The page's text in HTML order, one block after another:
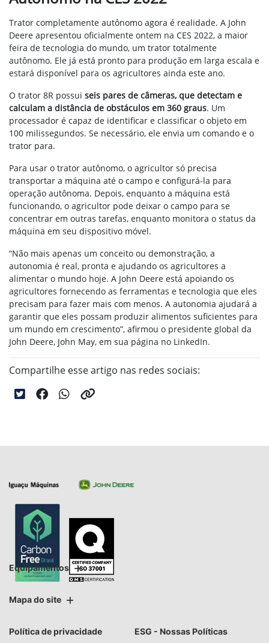
Trator completamente autônomo agora é realidade. A John
Deere apresentou oficialmente ontem na CES 2022, a maior
feira de tecnologia do mundo, um trator totalmente
autônomo. Ele já está pronto para produção em larga escala e
estará disponível para os agricultores ainda este ano.
O trator 8R possui seis pares de câmeras, que detectam e
calculam a distância de obstáculos em 360 graus. Um
processador é capaz de identificar e classificar o objeto em
100 milissegundos. Se necessário, ele envia um comando e o
trator para.
Para usar o trator autônomo, o agricultor só precisa
transportar a máquina até o campo e configurá-la para
operação autônoma. Depois, enquanto a máquina está
funcionando, o agricultor pode deixar o campo para se
concentrar em outras tarefas, enquanto monitora o status da
máquina em seu dispositivo móvel.
“Não mais apenas um conceito ou demonstração, a
autonomia é real, pronta e ajudando os agricultores a
alimentar o mundo hoje. A John Deere está apoiando os
agricultores fornecendo as ferramentas e tecnologia que eles
precisam para fazer mais com menos. A autonomia ajudará a
garantir que eles possam produzir alimentos suficientes para
um mundo em crescimento”, afirmou o presidente global da
John Deere, John May, em sua página no LinkedIn.
Compartilhe esse artigo nas redes sociais:
Equipamentos
Mapa do site
Política de privacidade ESG - Nossas Políticas